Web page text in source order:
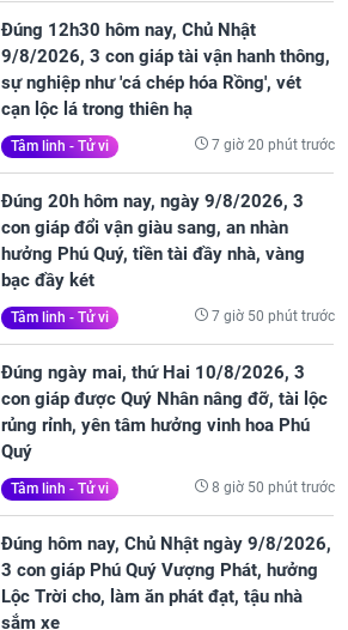
Đúng 12h30 hôm nay, Chủ Nhật
9/8/2026, 3 con giáp tài vận hanh thông,
sự nghiệp như 'cá chép hóa Rồng', vét
cạn lộc lá trong thiên hạ
Tâm linh - Tử vi 7 giờ 20 phút trước
Đúng 20h hôm nay, ngày 9/8/2026, 3
con giáp đổi vận giàu sang, an nhàn
hưởng Phú Quý, tiền tài đầy nhà, vàng
bạc đầy két
Tâm linh - Tử vi 7 giờ 50 phút trước
Đúng ngày mai, thứ Hai 10/8/2026, 3
con giáp được Quý Nhân nâng đỡ, tài lộc
rủng rỉnh, yên tâm hưởng vinh hoa Phú
Quý
Tâm linh - Tử vi 8 giờ 50 phút trước
Đúng hôm nay, Chủ Nhật ngày 9/8/2026,
3 con giáp Phú Quý Vượng Phát, hưởng
Lộc Trời cho, làm ăn phát đạt, tậu nhà
sắm xe